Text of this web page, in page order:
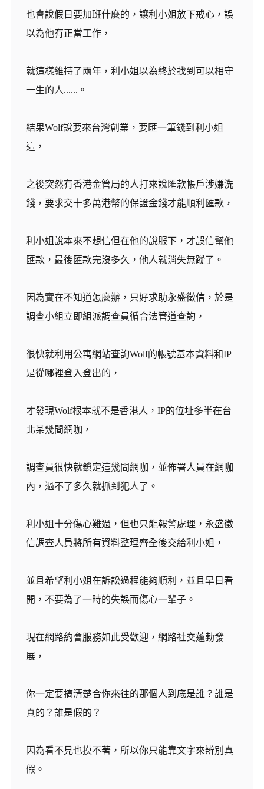
也會說假日要加班什麼的，讓利小姐放下戒心，誤
以為他有正當工作，
就這樣維持了兩年，利小姐以為終於找到可以相守
一生的人......。
結果Wolf說要來台灣創業，要匯一筆錢到利小姐
這，
之後突然有香港金管局的人打來說匯款帳戶涉嫌洗
錢，要求交十多萬港幣的保證金錢才能順利匯款，
利小姐說本來不想信但在他的說服下，才誤信幫他
匯款，最後匯款完沒多久，他人就消失無蹤了。
因為實在不知道怎麼辦，只好求助永盛徵信，於是
調查小組立即組派調查員循合法管道查詢，
很快就利用公寓網站查詢Wolf的帳號基本資料和IP
是從哪裡登入登出的，
才發現Wolf根本就不是香港人，IP的位址多半在台
北某幾間網咖，
調查員很快就鎖定這幾間網咖，並佈署人員在網咖
內，過不了多久就抓到犯人了。
利小姐十分傷心難過，但也只能報警處理，永盛徵
信調查人員將所有資料整理齊全後交給利小姐，
並且希望利小姐在訴訟過程能夠順利，並且早日看
開，不要為了一時的失誤而傷心一輩子。
現在網路約會服務如此受歡迎，網路社交蓬勃發
展，
你一定要搞清楚合你來往的那個人到底是誰？誰是
真的？誰是假的？
因為看不見也摸不著，所以你只能靠文字來辨別真
假。